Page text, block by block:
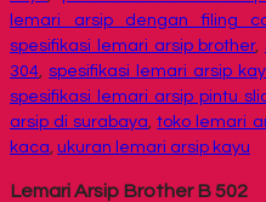
lemari arsip dengan filing
spesifikasi lemari arsip brother,
304, spesifikasi lemari arsip
spesifikasi lemari arsip pintu
arsip di surabaya,toko lemari
kaca, ukuran lemari arsip kayu
Lemari Arsip Brother B 502